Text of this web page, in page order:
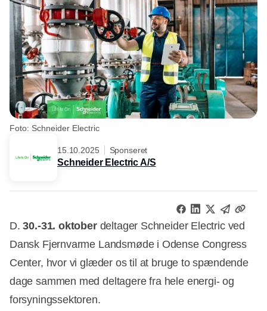
Foto: Schneider Electric
15.10.2025 Sponseret
Schneider Electric A/S
D.30.-31. oktoberdeltager Schneider Electric ved
Dansk Fjernvarme Landsmøde i Odense Congress
Center, hvor vi glæder os til at bruge to spændende
dage sammen med deltagere fra hele energi- og
forsyningssektoren.